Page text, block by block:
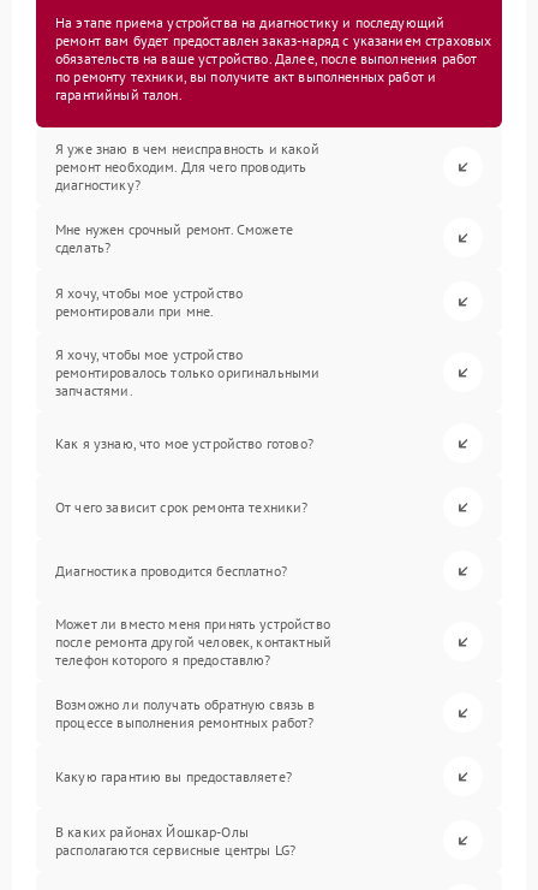
На этапе приема устройства на диагностику и последующий
ремонт вам будет предоставлен заказ-наряд с указанием страховых
обязательств на ваше устройство. Далее, после выполнения работ
по ремонту техники, вы получите акт выполненных работ и
гарантийный талон.
Я уже знаю в чем неисправность и какой
ремонт необходим. Для чего проводить
диагностику?
Мне нужен срочный ремонт. Сможете
сделать?
Я хочу, чтобы мое устройство
ремонтировали при мне.
Я хочу, чтобы мое устройство
ремонтировалось только оригинальными
запчастями.
Как я узнаю, что мое устройство готово?
От чего зависит срок ремонта техники?
Диагностика проводится бесплатно?
Может ли вместо меня принять устройство
после ремонта другой человек, контактный
телефон которого я предоставлю?
Возможно ли получать обратную связь в
процессе выполнения ремонтных работ?
Какую гарантию вы предоставляете?
В каких районах Йошкар-Олы
располагаются сервисные центры LG?